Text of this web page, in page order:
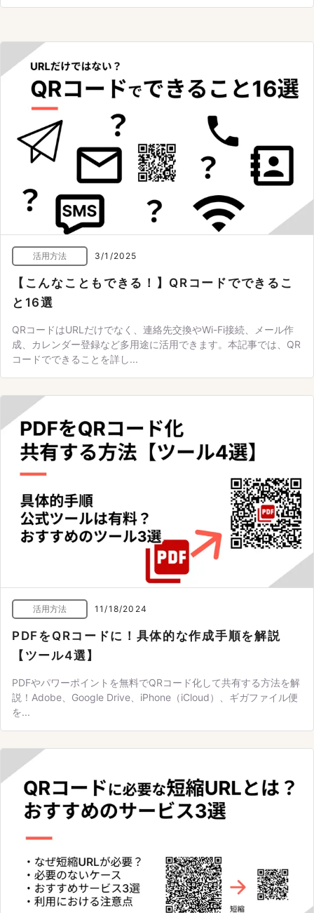
活用方法 3/1/2025
【こんなこともできる！】QRコードでできるこ
と16選
QRコードはURLだけでなく、連絡先交換やWi-Fi接続、メール作
成、カレンダー登録など多用途に活用できます。本記事では、QR
コードでできることを詳し...
活用方法 11/18/2024
PDFをQRコードに！具体的な作成手順を解説
【ツール4選】
PDFやパワーポイントを無料でQRコード化して共有する方法を解
説！Adobe、Google Drive、iPhone（iCloud）、ギガファイル便
を...